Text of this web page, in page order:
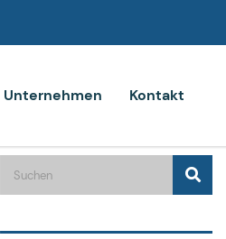
Unternehmen Kontakt